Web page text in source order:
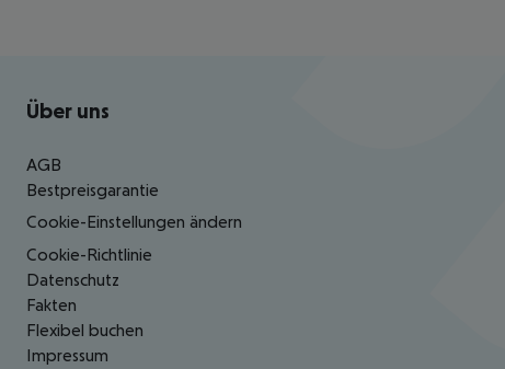
Footer navigation
Über uns
AGB
Bestpreisgarantie
Cookie-Einstellungen ändern
Cookie-Richtlinie
Datenschutz
Fakten
Flexibel buchen
Impressum